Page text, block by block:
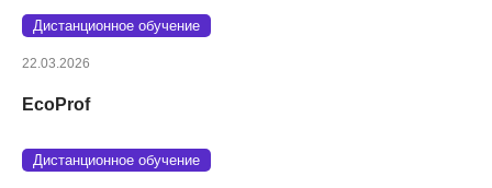
Дистанционное обучение
22.03.2026
EcoProf
Дистанционное обучение